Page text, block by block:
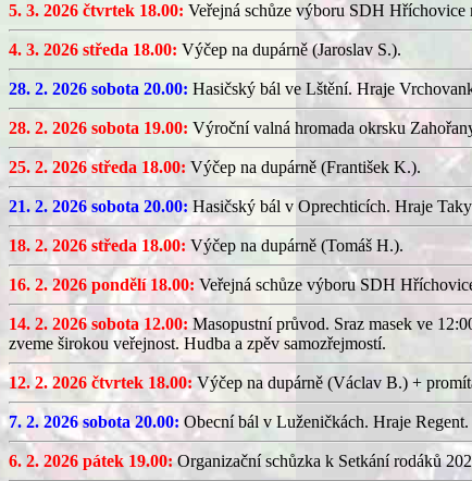
5. 3. 2026 čtvrtek 18.00: Veřejná schůze výboru SDH Hříchovice
4. 3. 2026 středa 18.00: Výčep na dupárně (Jaroslav S.).
28. 2. 2026 sobota 20.00: Hasičský bál ve Lštění. Hraje
28. 2. 2026 sobota 19.00: Výroční valná hromada okrsku
25. 2. 2026 středa 18.00: Výčep na dupárně (František K.).
21. 2. 2026 sobota 20.00: Hasičský bál v Oprechticích. Hraje
18. 2. 2026 středa 18.00: Výčep na dupárně (Tomáš H.).
16. 2. 2026 pondělí 18.00: Veřejná schůze výboru SDH
14. 2. 2026 sobota 12.00: Masopustní průvod. Sraz masek ve
zveme širokou veřejnost. Hudba a zpěv samozřejmostí.
12. 2. 2026 čtvrtek 18.00: Výčep na dupárně (Václav B.) +
7. 2. 2026 sobota 20.00: Obecní bál v Luženičkách. Hraje Regent.
6. 2. 2026 pátek 19.00:Organizační schůzka k Setkání rodáků